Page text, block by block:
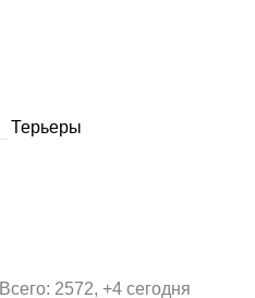
Терьеры
Всего: 2572, +4 сегодня